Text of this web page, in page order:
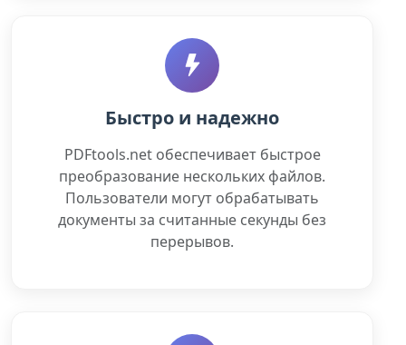
Быстро и надежно
PDFtools.net обеспечивает быстрое
преобразование нескольких файлов.
Пользователи могут обрабатывать
документы за считанные секунды без
перерывов.